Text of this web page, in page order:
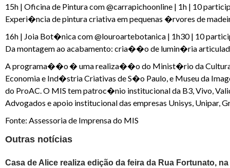
15h | Oficina de Pintura com @carrapichoonline | 1h | 10
Experi�ncia de pintura criativa em pequenas �rvores de
16h | Joia Bot�nica com @louroartebotanica | 1h30 | 10
Da montagem ao acabamento: cria��o de lumin�ria
A programa��o � uma realiza��o do Minist�rio da Cultura,
Economia e Ind�stria Criativas de S�o Paulo, e Museu da
do ProAC. O MIS tem patroc�nio institucional da B3, Vivo,
Advogados e apoio institucional das empresas Unisys, Unipar,
Fonte: Assessoria de Imprensa do MIS
Outras notícias
Casa de Alice realiza edição da feira da Rua Fortunato,